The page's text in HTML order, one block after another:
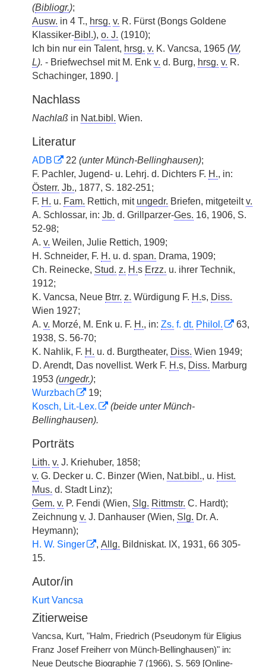
(Bibliogr.);
Ausw. in 4 T., hrsg. v. R. Fürst (Bongs Goldene
Klassiker-Bibl.), o. J. (1910);
Ich bin nur ein Talent, hrsg. v. K. Vancsa, 1965 (W,
L). - Briefwechsel mit M. Enk v. d. Burg, hrsg. v. R.
Schachinger, 1890.
Nachlass
Nachlaß in Nat.bibl. Wien.
Literatur
ADB 22 (unter Münch-Bellinghausen);
F. Pachler, Jugend- u. Lehrj. d. Dichters F. H., in:
Österr. Jb., 1877, S. 182-251;
F. H. u. Fam. Rettich, mit ungedr. Briefen, mitgeteiltv.
A. Schlossar, in: Jb. d. Grillparzer-Ges. 16, 1906, S.
52-98;
A. v. Weilen, Julie Rettich, 1909;
H. Schneider, F. H. u. d. span. Drama, 1909;
Ch. Reinecke, Stud. z. H.s Erzz. u. ihrer Technik,
1912;
K. Vancsa, Neue Btrr. z. Würdigung F. H.s, Diss.
Wien 1927;
A. v. Morzé, M. Enk u. F. H., in: Zs. f. dt. Philol.
63,
1938, S. 56-70;
K. Nahlik, F. H. u. d. Burgtheater, Diss. Wien 1949;
D. Arendt, Das novellist. Werk F. H.s, Diss. Marburg
1953 (ungedr.);
Wurzbach
19;
Kosch, Lit.-Lex.
(beide unter Münch-
Bellinghausen).
Porträts
Lith. v. J. Kriehuber, 1858;
v. G. Decker u. C. Binzer (Wien, Nat.bibl., u. Hist.
Mus. d. Stadt Linz);
Gem. v. P. Fendi (Wien, Slg. Rittmstr. C. Hardt);
Zeichnung v. J. Danhauser (Wien, Slg. Dr. A.
Heymann);
H. W. Singer
, Allg. Bildniskat. IX, 1931, 66 305-
15.
Autor/in
Kurt Vancsa
Zitierweise
Vancsa, Kurt, "Halm, Friedrich (Pseudonym für Eligius
Franz Josef Freiherr von Münch-Bellinghausen)" in:
Neue Deutsche Biographie 7 (1966), S. 569 [Online-